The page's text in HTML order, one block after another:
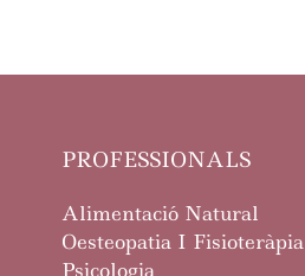
PROFESSIONALS
Alimentació Natural
Oesteopatia I Fisioteràpia
Psicologia